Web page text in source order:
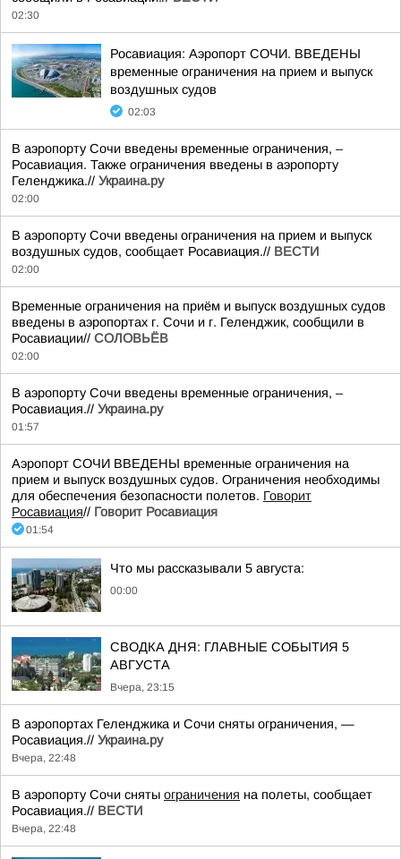
02:30
Росавиация: Аэропорт СОЧИ. ВВЕДЕНЫ
временные ограничения на прием и выпуск
воздушных судов
02:03
В аэропорту Сочи введены временные ограничения, –
Росавиация. Также ограничения введены в аэропорту
Геленджика.// Украина.ру
02:00
В аэропорту Сочи введены ограничения на прием и выпуск
воздушных судов, сообщает Росавиация.// ВЕСТИ
02:00
Временные ограничения на приём и выпуск воздушных судов
введены в аэропортах г. Сочи и г. Геленджик, сообщили в
Росавиации// СОЛОВЬЁВ
02:00
В аэропорту Сочи введены временные ограничения, –
Росавиация.// Украина.ру
01:57
Аэропорт СОЧИ ВВЕДЕНЫ временные ограничения на
прием и выпуск воздушных судов. Ограничения необходимы
для обеспечения безопасности полетов. Говорит
Росавиация// Говорит Росавиация
01:54
Что мы рассказывали 5 августа:
00:00
СВОДКА ДНЯ: ГЛАВНЫЕ СОБЫТИЯ 5
АВГУСТА
Вчера, 23:15
В аэропортах Геленджика и Сочи сняты ограничения, —
Росавиация.// Украина.ру
Вчера, 22:48
В аэропорту Сочи сняты ограничения на полеты, сообщает
Росавиация.// ВЕСТИ
Вчера, 22:48